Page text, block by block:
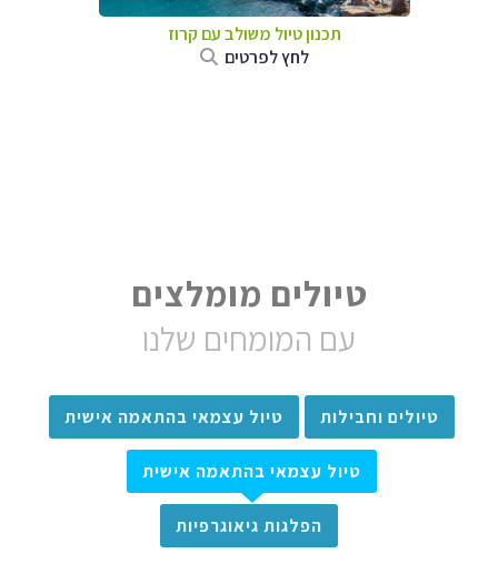
תכנון טיול משולב עם קרוז
לחץ לפרטים
טיולים מומלצים
עם המומחים שלנו
טיולים וחבילות טיול עצמאי בהתאמה אישית
טיול עצמאי בהתאמה אישית
הפלגות גיאוגרפיות